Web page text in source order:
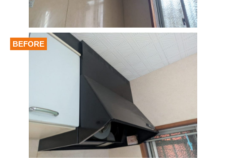
BEFORE